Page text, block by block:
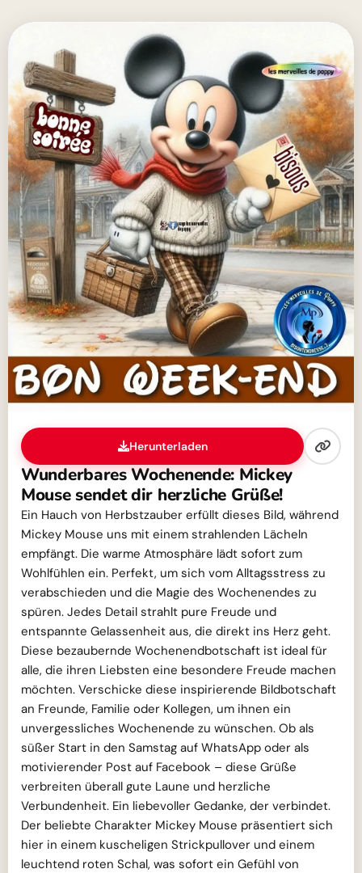
Herunterladen
Wunderbares Wochenende: Mickey
Mouse sendet dir herzliche Grüße!
Ein Hauch von Herbstzauber erfüllt dieses Bild, während
Mickey Mouse uns mit einem strahlenden Lächeln
empfängt. Die warme Atmosphäre lädt sofort zum
Wohlfühlen ein. Perfekt, um sich vom Alltagsstress zu
verabschieden und die Magie des Wochenendes zu
spüren. Jedes Detail strahlt pure Freude und
entspannte Gelassenheit aus, die direkt ins Herz geht.
Diese bezaubernde Wochenendbotschaft ist ideal für
alle, die ihren Liebsten eine besondere Freude machen
möchten. Verschicke diese inspirierende Bildbotschaft
an Freunde, Familie oder Kollegen, um ihnen ein
unvergessliches Wochenende zu wünschen. Ob als
süßer Start in den Samstag auf WhatsApp oder als
motivierender Post auf Facebook – diese Grüße
verbreiten überall gute Laune und herzliche
Verbundenheit. Ein liebevoller Gedanke, der verbindet.
Der beliebte Charakter Mickey Mouse präsentiert sich
hier in einem kuscheligen Strickpullover und einem
leuchtend roten Schal, was sofort ein Gefühl von